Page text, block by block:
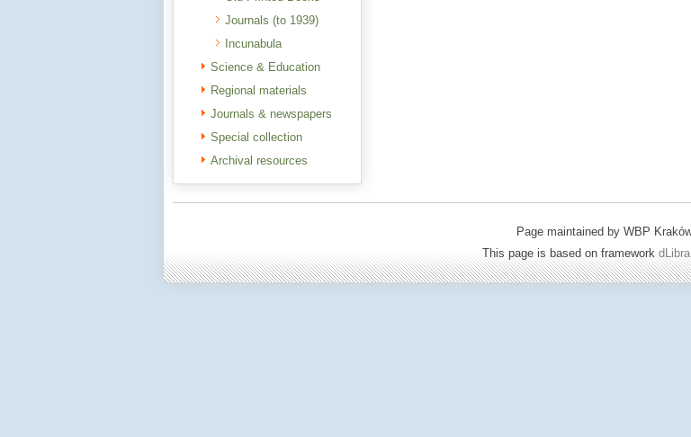
Journals (to 1939)
Incunabula
Science & Education
Regional materials
Journals & newspapers
Special collection
Archival resources
Page maintained by WBP
This page is based on framework